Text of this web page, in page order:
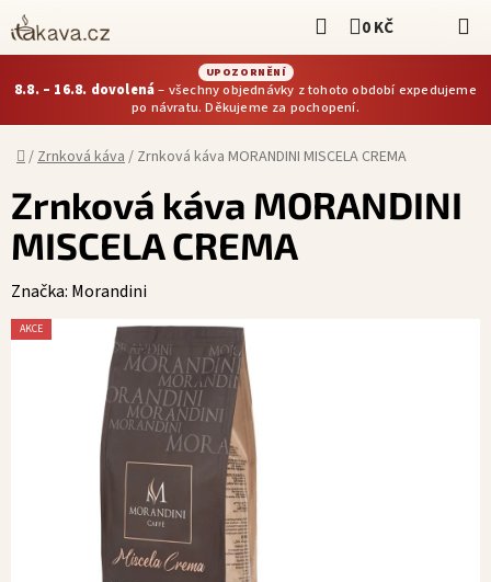
Přejít
na
obsah
UPOZORNĚNÍ
8.8. – 16.8. dovolená– všechny objednávky z tohoto období expedujeme
po návratu. Děkujeme za pochopení.
Hledat
NÁKUPNÍ
0 KČ
Domů
/Zrnková káva/ Zrnková káva MORANDINI MISCELA CREMA
Zrnková káva MORANDINI
MISCELA CREMA
Značka: Morandini
AKCE